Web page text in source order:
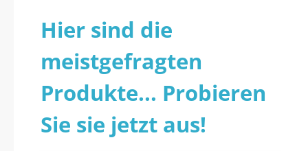
Hier sind die
meistgefragten
Produkte... Probieren
Sie sie jetzt aus!